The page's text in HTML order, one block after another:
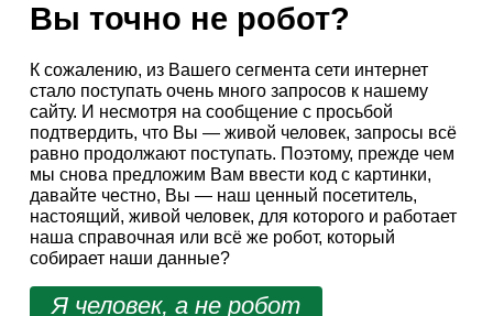
Вы точно не робот?
К сожалению, из Вашего сегмента сети интернет
стало поступать очень много запросов к нашему
сайту. И несмотря на сообщение с просьбой
подтвердить, что Вы — живой человек, запросы всё
равно продолжают поступать. Поэтому, прежде чем
мы снова предложим Вам ввести код с картинки,
давайте честно, Вы — наш ценный посетитель,
настоящий, живой человек, для которого и работает
наша справочная или всё же робот, который
собирает наши данные?
Я человек, а не робот